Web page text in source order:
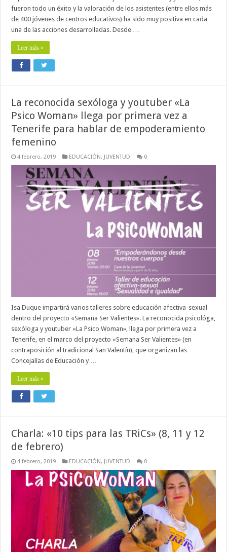
fueron todo un éxito y la valoración de los asistentes (entre ellos más
de 400 jóvenes de centros educativos) ha sido muy positiva en cada
una de las acciones desarrolladas. Desde …
Leer más »
La reconocida sexóloga y youtuber «La
Psico Woman» llega por primera vez a
Tenerife para hablar de empoderamiento
femenino
4 febrero, 2019 EDUCACIÓN, JUVENTUD 0
Isa Duque impartirá varios talleres sobre educación afectiva-sexual
dentro del proyecto «Semana Ser Valientes». La reconocida psicológa,
sexóloga y youtuber «La Psico Woman», llega por primera vez a
Tenerife, en el marco del proyecto «Semana Ser Valientes» (en
contraposición al tradicional San Valentín), que organizan las
Concejalías de Educación y …
Leer más »
Charla: «10 tips para las TRiCs» (8, 11 y 12
de febrero)
4 febrero, 2019 EDUCACIÓN, JUVENTUD 0